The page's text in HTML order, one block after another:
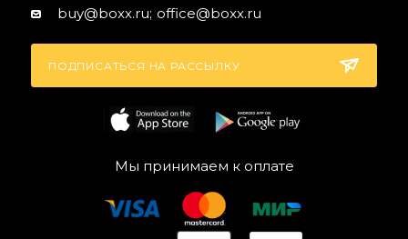
buy@boxx.ru; office@boxx.ru
ПОДПИСАТЬСЯ НА РАССЫЛКУ
Мы принимаем к оплате